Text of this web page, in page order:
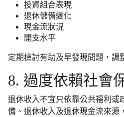
投資組合表現
退休儲備變化
現金流狀況
開支水平
定期檢討有助及早發現問題，調
8. 過度依賴社會
退休收入不宜只依靠公共福利或
備、退休收入及退休現金流來源